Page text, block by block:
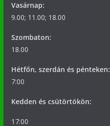
Vasárnap:
9.00; 11.00; 18.00
Szombaton:
18.00
Hétfőn, szerdán és pénteken:
7:00
Kedden és csütörtökön:
17:00